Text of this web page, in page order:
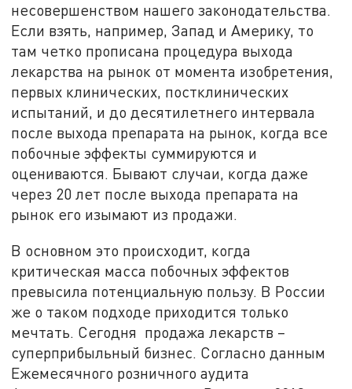
несовершенством нашего законодательства.
Если взять, например, Запад и Америку, то
там четко прописана процедура выхода
лекарства на рынок от момента изобретения,
первых клинических, постклинических
испытаний, и до десятилетнего интервала
после выхода препарата на рынок, когда все
побочные эффекты суммируются и
оцениваются. Бывают случаи, когда даже
через 20 лет после выхода препарата на
рынок его изымают из продажи.
В основном это происходит, когда
критическая масса побочных эффектов
превысила потенциальную пользу. В России
же о таком подходе приходится только
мечтать. Сегодня продажа лекарств –
суперприбыльный бизнес. Согласно данным
Ежемесячного розничного аудита